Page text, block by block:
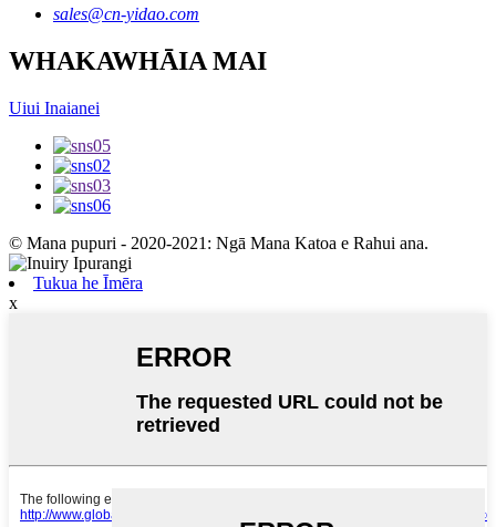
sales@cn-yidao.com
WHAKAWHĀIA MAI
Uiui Inaianei
© Mana pupuri - 2020-2021: Ngā Mana Katoa e Rahui ana.
Tukua he Īmēra
x